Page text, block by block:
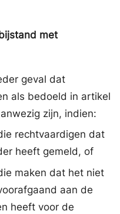
met
geval dat
als bedoeld in artikel
zijn, indien:
rechtvaardigen dat
heeft gemeld, of
maken dat het niet
aan de
heeft voor de